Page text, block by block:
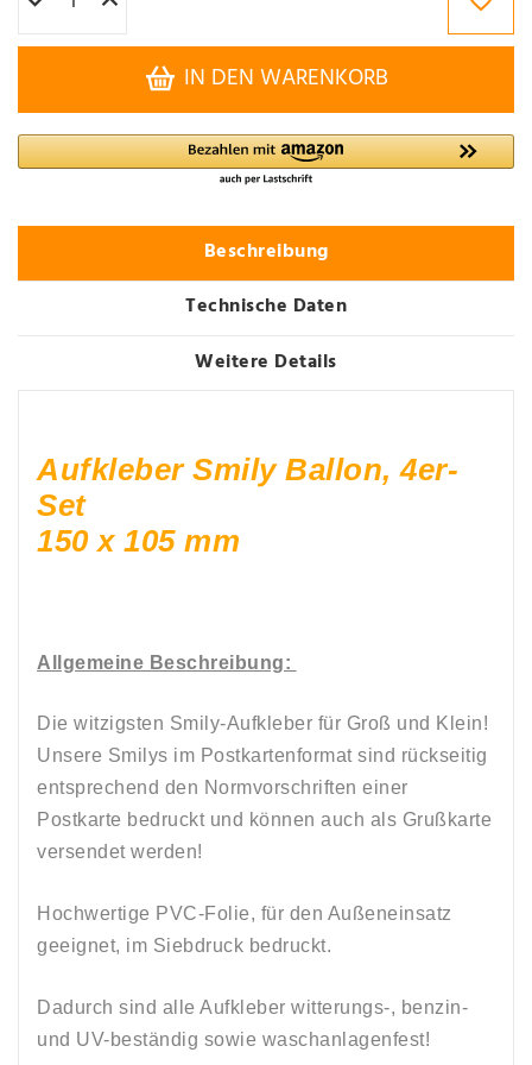
IN DEN WARENKORB
Beschreibung
Technische Daten
Weitere Details
Aufkleber Smily Ballon, 4er-
Set
150 x 105 mm
Allgemeine Beschreibung:
Die witzigsten Smily-Aufkleber für Groß und Klein!
Unsere Smilys im Postkartenformat sind rückseitig
entsprechend den Normvorschriften einer
Postkarte bedruckt und können auch als Grußkarte
versendet werden!
Hochwertige PVC-Folie, für den Außeneinsatz
geeignet, im Siebdruck bedruckt.
Dadurch sind alle Aufkleber witterungs-, benzin-
und UV-beständig sowie waschanlagenfest!